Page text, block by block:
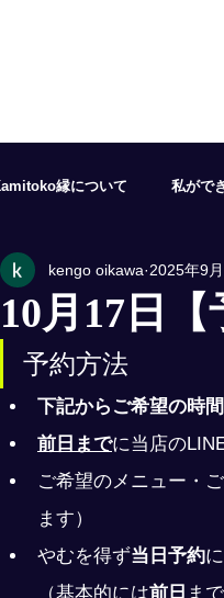
縁について 私がで
状況 ６月の予約状況
約状況 １２月の予約状況
10月17日【
kengo oikawa 2025年9
予約方法
下記からご希望の時
前日までに当店の
ご希望のメニュー・
ます）
やむを得ず当日予約
（基本的には前日 ま